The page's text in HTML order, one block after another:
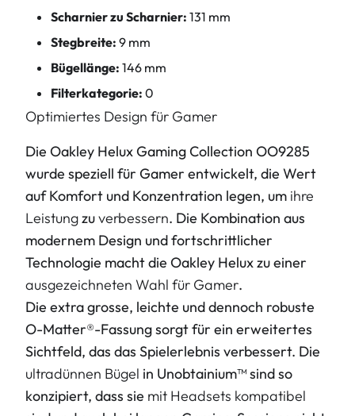
Scharnier zu Scharnier: 131 mm
Stegbreite: 9 mm
Bügellänge: 146 mm
Filterkategorie: 0
Optimiertes Design für Gamer
Die Oakley Helux Gaming Collection OO9285
wurde speziell für Gamer entwickelt, die Wert
auf Komfort und Konzentration legen, um ihre
Leistungzuverbessern. Die Kombination aus
modernem Design und fortschrittlicher
Technologie macht die Oakley Helux zu einer
ausgezeichneten Wahl für Gamer.
Die extra grosse, leichte und dennoch robuste
O-Matter®-Fassung sorgt für ein erweitertes
Sichtfeld, das das Spielerlebnis verbessert. Die
ultradünnen Bügel in Unobtainium™ sind so
konzipiert, dass sie mit Headsets kompatibel